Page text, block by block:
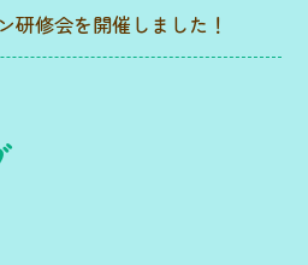
研修会を開催しました！